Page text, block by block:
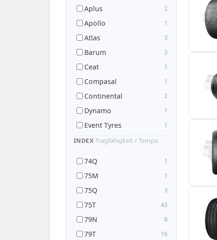
Aplus 2
Apollo 1
Atlas 3
Barum 3
Ceat 1
Compasal 1
Continental 2
Dynamo 1
Event Tyres 1
Fortuna
INDEX Tragfähigkeit / Tempo
74Q 1
75M 1
75Q 3
75T 43
79N 8
79T 16